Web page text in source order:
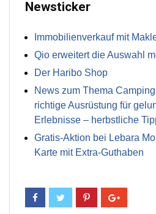
Newsticker
Immobilienverkauf mit
Qio erweitert die Auswahl
Der Haribo Shop
News zum Thema
richtige Ausrüstung für
Erlebnisse – herbstliche
Gratis-Aktion bei Lebara
Karte mit Extra-Guthaben